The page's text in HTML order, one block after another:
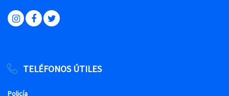
TELÉFONOS ÚTILES
Policía